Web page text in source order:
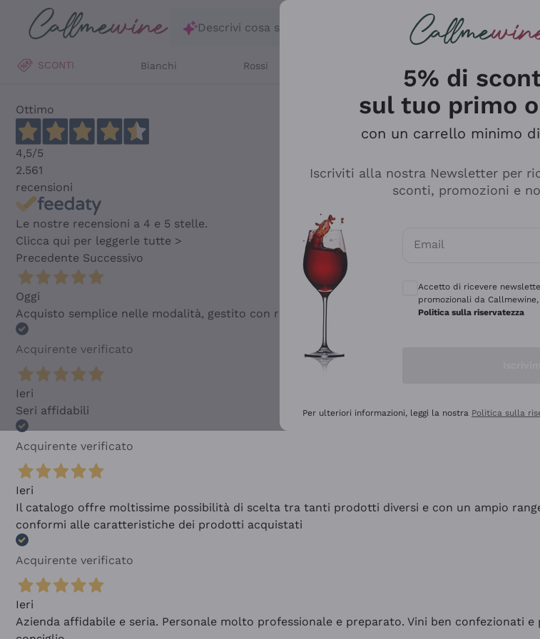
Salta al contenuto principale
Descrivi cosa stai cercando
SCONTI Bianchi Rossi
Ottimo
4,5/5
2.561
recensioni
Le nostre recensioni a 4 e 5 stelle.
Clicca qui per leggerle tutte >
Precedente Successivo
Oggi
Acquisto semplice nelle modalità, gestito con rapidità e professionalità
Acquirente verificato
Ieri
Seri affidabili
Acquirente verificato
Ieri
Il catalogo offre moltissime possibilità di scelta tra tanti prodotti diversi e con un ampio
conformi alle caratteristiche dei prodotti acquistati
Acquirente verificato
Ieri
Azienda affidabile e seria. Personale molto professionale e preparato. Vini ben confezionati
5% di
sul tuo primo
con un carrello minimo
Iscriviti alla nostra Newsletter per
sconti, promozioni e
Email
Accetto di ricevere
promozionali da
Politica sulla riservatezza
Per ulteriori informazioni, leggi la nostra Politica sulla